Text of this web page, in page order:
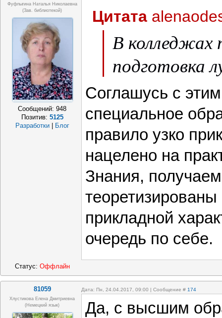
Фуфлыгина Наталья Николаевна
(зав. библиотекой)
Сообщений:948
Позитив: 5125
Разработки
Блог
Цитата
В колледжах
подготовка
Соглашусь с
специальное
правило узко
нацелено на
Знания,
прикладной
очередь по себе.
Статус: Оффлайн
81059 Дата: Пн, 24.04.2017, 09:00 | Сообщение # 174
Хлустикова Елена Дмитриевна
(немецкий язык)
Да, с высшим